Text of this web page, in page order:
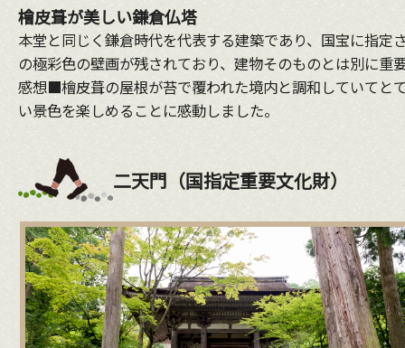
檜皮葺が美しい鎌倉仏塔
本堂と同じく鎌倉時代を代表する建築であり、国宝に指
の極彩色の壁画が残されており、建物そのものとは別に重
感想■檜皮葺の屋根が苔で覆われた境内と調和していてと
い景色を楽しめることに感動しました。
二天門（国指定重要文化財）